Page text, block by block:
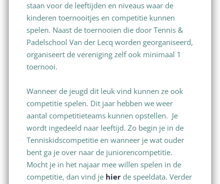
staan voor de leeftijden en niveaus waar de
kinderen toernooitjes en competitie kunnen
spelen. Naast de toernooien die door Tennis &
Padelschool Van der Lecq worden georganiseerd,
organiseert de vereniging zelf ook minimaal 1
toernooi.
Wanneer de jeugd dit leuk vind kunnen ze ook
competitie spelen. Dit jaar hebben we weer
aantal competitieteams kunnen opstellen. Je
wordt ingedeeld naar leeftijd. Zo begin je in de
Tenniskidscompetitie en wanneer je wat ouder
bent ga je over naar de juniorencompetitie.
Mocht je in het najaar mee willen spelen in de
competitie, dan vind je hier de speeldata. Verder